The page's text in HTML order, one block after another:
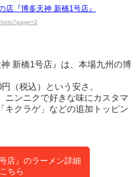
新橋1号店』は、本場九州の博
（税込）という安さ。
ニンニクで好きな味にカスタマ
キクラゲ」などの追加トッピン
店』のラーメン詳細
ちら